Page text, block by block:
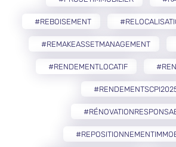
#REBOISEMENT
#REMAKEASSETMANAGEMENT
#RENDEMENTLOCATIF